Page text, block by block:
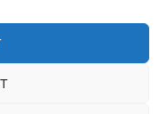
1303 Sofia, Bulharsko